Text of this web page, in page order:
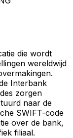
die wordt
wereldwijd
Interbank
zorgen
naar de
SWIFT-code
over de bank,
filiaal.